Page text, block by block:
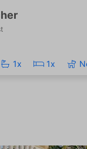
1x 1x